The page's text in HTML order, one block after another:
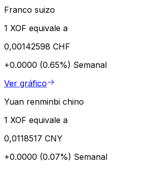
Franco suizo
1 XOF equivale a
0,00142598 CHF
+0.0000 (0.65%) Semanal
Ver gráfico
Yuan renminbi chino
1 XOF equivale a
0,0118517 CNY
+0.0000 (0.07%) Semanal